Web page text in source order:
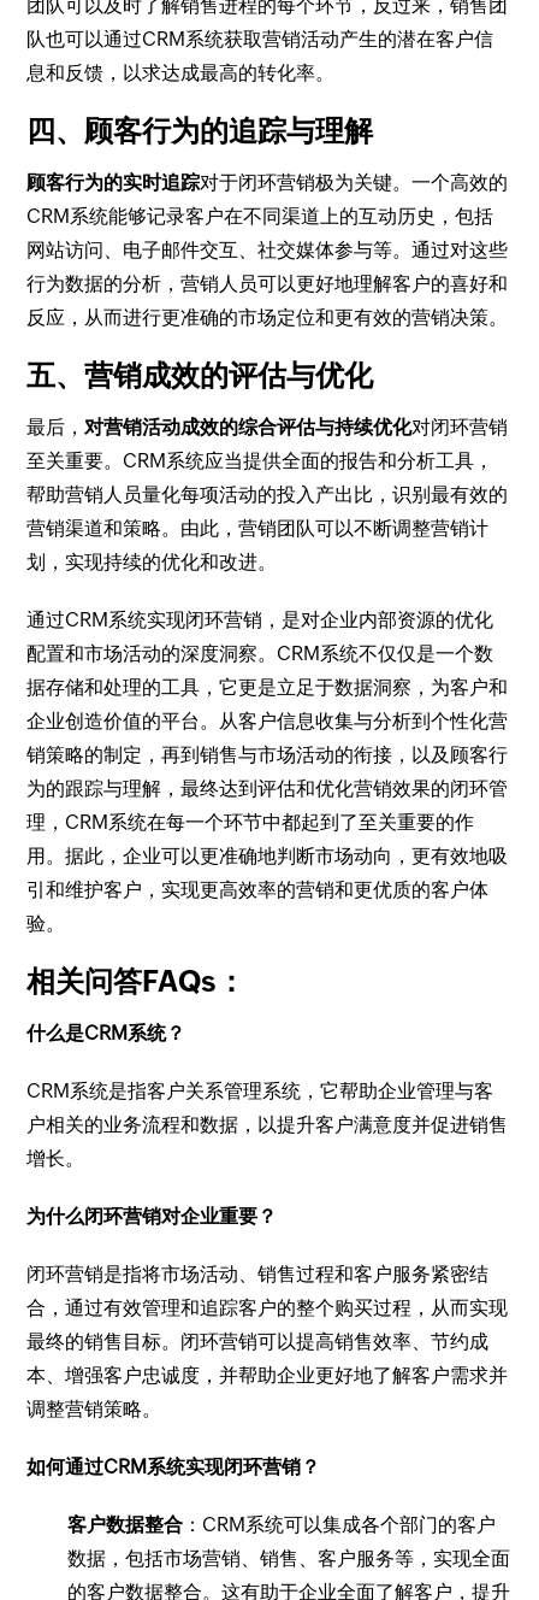
团队可以及时了解销售进程的每个环节，反过来，销售团
队也可以通过CRM系统获取营销活动产生的潜在客户信
息和反馈，以求达成最高的转化率。
四、顾客行为的追踪与理解
顾客行为的实时追踪对于闭环营销极为关键。一个高效的
CRM系统能够记录客户在不同渠道上的互动历史，包括
网站访问、电子邮件交互、社交媒体参与等。通过对这些
行为数据的分析，营销人员可以更好地理解客户的喜好和
反应，从而进行更准确的市场定位和更有效的营销决策。
五、营销成效的评估与优化
最后，对营销活动成效的综合评估与持续优化对闭环营销
至关重要。CRM系统应当提供全面的报告和分析工具，
帮助营销人员量化每项活动的投入产出比，识别最有效的
营销渠道和策略。由此，营销团队可以不断调整营销计
划，实现持续的优化和改进。
通过CRM系统实现闭环营销，是对企业内部资源的优化
配置和市场活动的深度洞察。CRM系统不仅仅是一个数
据存储和处理的工具，它更是立足于数据洞察，为客户和
企业创造价值的平台。从客户信息收集与分析到个性化营
销策略的制定，再到销售与市场活动的衔接，以及顾客行
为的跟踪与理解，最终达到评估和优化营销效果的闭环管
理，CRM系统在每一个环节中都起到了至关重要的作
用。据此，企业可以更准确地判断市场动向，更有效地吸
引和维护客户，实现更高效率的营销和更优质的客户体
验。
相关问答FAQs：
什么是CRM系统？
CRM系统是指客户关系管理系统，它帮助企业管理与客
户相关的业务流程和数据，以提升客户满意度并促进销售
增长。
为什么闭环营销对企业重要？
闭环营销是指将市场活动、销售过程和客户服务紧密结
合，通过有效管理和追踪客户的整个购买过程，从而实现
最终的销售目标。闭环营销可以提高销售效率、节约成
本、增强客户忠诚度，并帮助企业更好地了解客户需求并
调整营销策略。
如何通过CRM系统实现闭环营销？
客户数据整合 ：CRM系统可以集成各个部门的客户
数据，包括市场营销、销售、客户服务等，实现全面
的客户数据整合。这有助于企业全面了解客户，提升